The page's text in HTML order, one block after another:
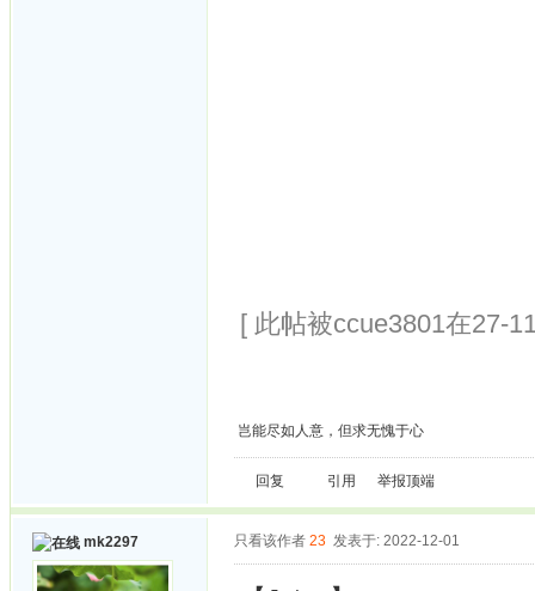
[ 此帖被ccue3801在27-
岂能尽如人意，但求无愧于心
回复 引用 举报顶端
mk2297 只看该作者 23 发表于: 2022-12-01